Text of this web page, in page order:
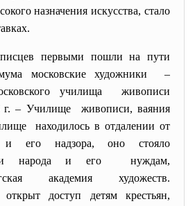
назначения искусства, стало
первыми пошли на пути
московские художники –
училища живописи
г. – Училище живописи, ваяния
находилось в отдалении от
и его надзора, оно стояло
народа и его нуждам,
академия художеств.
доступ детям крестьян,